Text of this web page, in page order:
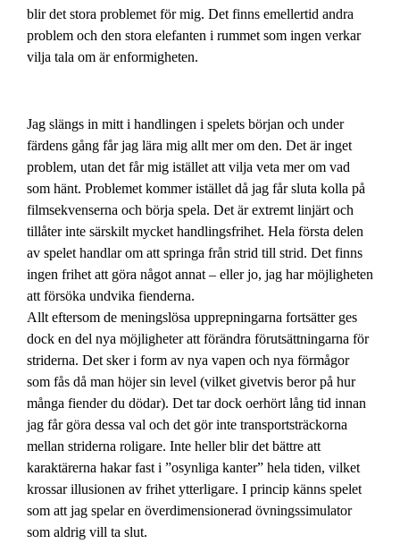
blir det stora problemet för mig. Det finns emellertid andra
problem och den stora elefanten i rummet som ingen verkar
vilja tala om är enformigheten.
Jag slängs in mitt i handlingen i spelets början och under
färdens gång får jag lära mig allt mer om den. Det är inget
problem, utan det får mig istället att vilja veta mer om vad
som hänt. Problemet kommer istället då jag får sluta kolla på
filmsekvenserna och börja spela. Det är extremt linjärt och
tillåter inte särskilt mycket handlingsfrihet. Hela första delen
av spelet handlar om att springa från strid till strid. Det finns
ingen frihet att göra något annat – eller jo, jag har möjligheten
att försöka undvika fienderna.
Allt eftersom de meningslösa upprepningarna fortsätter ges
dock en del nya möjligheter att förändra förutsättningarna för
striderna. Det sker i form av nya vapen och nya förmågor
som fås då man höjer sin level (vilket givetvis beror på hur
många fiender du dödar). Det tar dock oerhört lång tid innan
jag får göra dessa val och det gör inte transportsträckorna
mellan striderna roligare. Inte heller blir det bättre att
karaktärerna hakar fast i ”osynliga kanter” hela tiden, vilket
krossar illusionen av frihet ytterligare. I princip känns spelet
som att jag spelar en överdimensionerad övningssimulator
som aldrig vill ta slut.